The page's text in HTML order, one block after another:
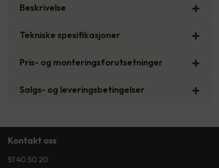
Beskrivelse
Tekniske spesifikasjoner
Pris- og monteringsforutsetninger
Salgs- og leveringsbetingelser
Kontakt oss
51 40 50 20